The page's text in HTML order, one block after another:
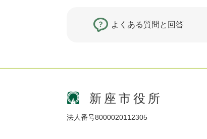
よくある質問と回答
新座市役所
法人番号8000020112305